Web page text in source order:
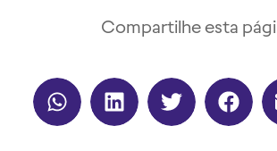
Compartilhe esta